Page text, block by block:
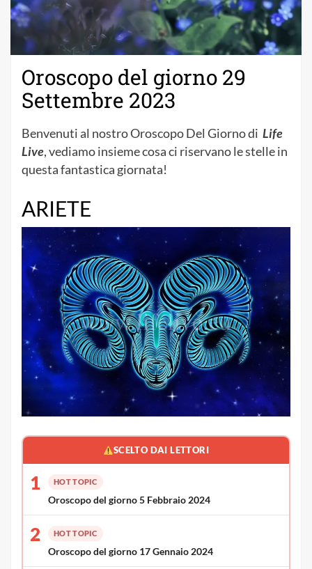
Oroscopo del giorno 29
Settembre 2023
Benvenuti al nostro Oroscopo Del Giorno di Life
Live, vediamo insieme cosa ci riservano le stelle in
questa fantastica giornata!
ARIETE
SCELTO DAI LETTORI
1 HOT TOPIC
Oroscopo del giorno 5 Febbraio 2024
2 HOT TOPIC
Oroscopo del giorno 17 Gennaio 2024